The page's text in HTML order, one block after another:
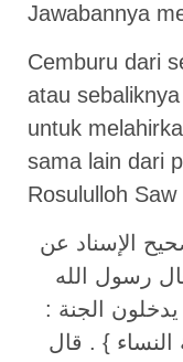
Jawabannya
Cemburu dari
atau
untuk
sama lain dari
Rosululloh
الإسناد عن
رسول الله
الجنة :
النساء } . قال